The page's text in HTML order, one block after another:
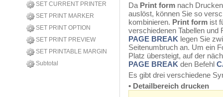
SET CURRENT PRINTER
SET PRINT MARKER
SET PRINT OPTION
SET PRINT PREVIEW
SET PRINTABLE MARGIN
Subtotal
Da Print form nach
auslöst, können Sie so
kombinieren. Print form ist
verschiedenen Tabellen und
PAGE BREAK legen Sie
Seitenumbruch an. Um ein
Platz übersteigt, auf der
PAGE BREAK den Befehl
Es gibt drei verschiedene
• Detailbereich drucken